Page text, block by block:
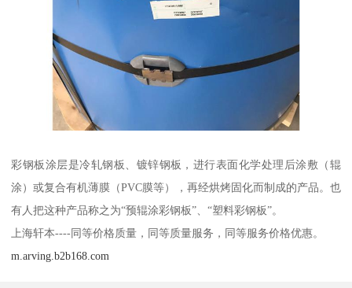
彩钢板涂层是冷轧钢板、镀锌钢板，进行表面化学处理后涂敷（辊
涂）或复合有机薄膜（PVC膜等），再经烘烤固化而制成的产品。也
有人把这种产品称之为“预辊涂彩钢板”、“塑料彩钢板”。
上海轩本----同等价格质量，同等质量服务，同等服务价格优惠。
m.arving.b2b168.com